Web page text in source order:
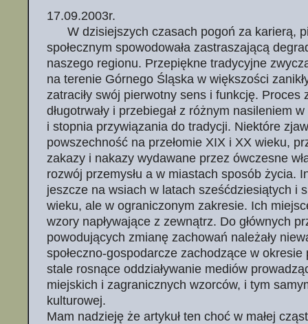
17.09.2003r.
W dzisiejszych czasach pogoń za karierą,
społecznym spowodowała zastraszającą
naszego regionu. Przepiękne tradycyjne
na terenie Górnego Śląska w większości
zatraciły swój pierwotny sens i funkcję. Proces
długotrwały i przebiegał z różnym nasileniem
i stopnia przywiązania do tradycji. Niektóre
powszechność na przełomie XIX i XX wieku,
zakazy i nakazy wydawane przez ówczesne
rozwój przemysłu a w miastach sposób życia.
jeszcze na wsiach w latach sześćdziesiątych i
wieku, ale w ograniczonym zakresie. Ich
wzory napływające z zewnątrz. Do głównych
powodujących zmianę zachowań należały
społeczno-gospodarcze zachodzące w okresie
stale rosnące oddziaływanie mediów
miejskich i zagranicznych wzorców, i tym
kulturowej.
Mam nadzieję że artykuł ten choć w małej